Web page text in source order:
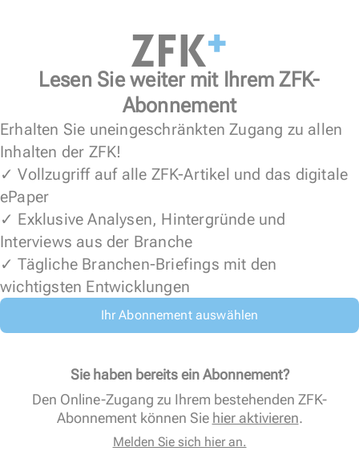
Lesen Sie weiter mit Ihrem ZFK-
Abonnement
Erhalten Sie uneingeschränkten Zugang zu allen
Inhalten der ZFK!
✓ Vollzugriff auf alle ZFK-Artikel und das digitale
ePaper
✓ Exklusive Analysen, Hintergründe und
Interviews aus der Branche
✓ Tägliche Branchen-Briefings mit den
wichtigsten Entwicklungen
Ihr Abonnement auswählen
Sie haben bereits ein Abonnement?
Den Online-Zugang zu Ihrem bestehenden ZFK-
Abonnement können Sie hier aktivieren.
Melden Sie sich hier an.